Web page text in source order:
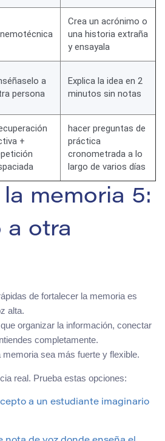
Crea un acrónimo o
una historia extraña
y ensayala
a
persona
Explica la idea en 2
minutos sin notas
+
hacer preguntas de
práctica
cronometrada a lo
largo de varios días
la memoria 5:
a otra
de fortalecer la memoria es
alta.
organizar la información, conectar
completamente.
sea más fuerte y flexible.
real. Prueba estas opciones:
a un estudiante imaginario